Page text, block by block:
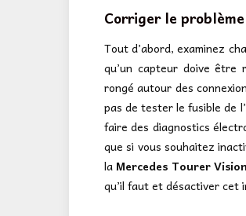
Corriger le
Tout d’abord, examinez
qu’un capteur doive être
rongé autour des
pas de tester le fusible de
faire des diagnostics
que si vous souhaitez
laMercedes Tourer
qu’il faut et désactiver cet